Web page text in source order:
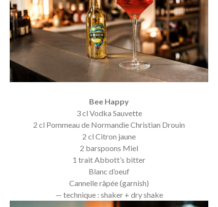
Bee Happy
3 cl Vodka Sauvette
2 cl Pommeau de Normandie Christian Drouin
2 cl Citron jaune
2 barspoons Miel
1 trait Abbott’s bitter
Blanc d’oeuf
Cannelle râpée (garnish)
— technique : shaker + dry shake